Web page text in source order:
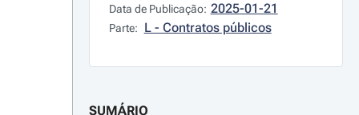
Data de Publicação: 2025-01-21
Parte: L - Contratos públicos
SUMÁRIO